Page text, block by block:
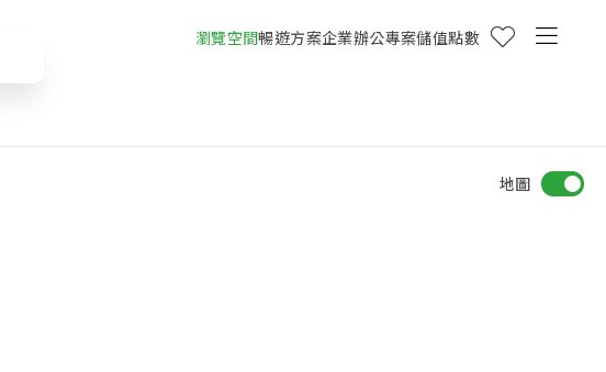
瀏覽空間暢遊方案企業辦公專案儲值點數
地圖